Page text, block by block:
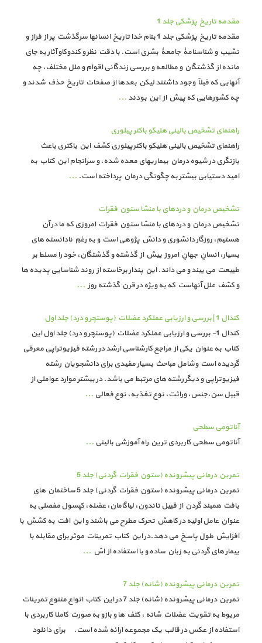
مقدمه تاریخ پزشکی جلد 1
مقدمه تاریخ پزشکی جلد 1 بنام خدا تاریخ انسانها سرگذشت پر از فراز و
نشیب و شناسنامۀ جامعۀ بشری است. با دقت نظر و کندوکاو آثار به جای
مانده از گذشتگان و مطالعه و بررسی زندگانی اقوام و ملل مختلف، چه
آنهایی که قبلاً وجود داشتند لیکن بعدها از صفحات تاریخ حذف شدند و
چه کشورهایی که پیش از این بودند ...
راهنمای تشخیص بالینی هلیکو باکتر پیلوری
راهنمای تشخیص بالینی هلیکو باکترپیلوری کشف این باکتری باعث
بازنگری در شیوه درمان بیماریهای معده شده، و سرانجام این کتاب به
امید دستیابی بیشتر به چگونگی درمان پرداخته است. ...
تشخیص درمان و دردهای با منشا ستون فقرات
تشخیص درمان و دردهای با منشا ستون فقرات امروزی که ما در آن
هستیم، روزگار دانشوری و دانش پژوهی است و به رغمِ نادانسته های
بسیار، انسانِ جهانِ امروز بیش از گذشته و گذشتگان، خود را مسلط بر
طبیعت می بیند و می داند. این پندار برخاسته از روند شناسایی پدیده ها
و کشف علل آنهاست که به ویژه در قرن گذشته روز ...
کندال 1 | بررسی و ارزیابی عملکرد عضلات (پوستچر و درد) جلد اول
کندال 1- بررسی و ارزیابی عملکرد عضلات (پوستچر و درد) جلد اول این
کتاب به عنوان یکی از مراجع کارشناسی ارشد در رشته فیزیوتراپی معرفی
گردیده است وشامل مباحث بسیار مفیدی برای دانشجویان رشته
فیزیوتراپی و دیگر رشته های مرتبط می باشد. در بیشتر موارد عواملی از
قبیل سن،جنس، وراثت، نوع تغذیه، نوع فعالی ...
آناتومی سطحی
آناتومی سطحی کاربردی ترین راه آموزشی بالینی ...
تمرین درمانی پیشرونده (ستون فقرات گردنی) جلد 5
تمرین درمانی پیشرونده (ستون فقرات گردنی) جلد 5 ساختمان های
بافت همبند گردن از قبیل تاندون، لیاگامان، عضله، کپسول مفصلی به
عنوان عامل اولیه در کاهش تحرک مطرح می باشند و این افت به کشش با
افزایش طول پاسخ می دهد.در این کتاب تمرینات موثر برای مقابله با
بیمار های گردنی به زبان ساده و با استفاده از اش ...
تمرین درمانی پیشرونده (شانه) جلد 7
تمرین درمانی پیشرونده (شانه) جلد 7 در این کتاب انواع متنوع تمرینات
مربوط به تقویت عضلات شانه ، کتف ها و بازو به صورت کاملا کاربردی با
استفاده از عکس در قالب یک مجموعه ارائه شده است. برای دانلود